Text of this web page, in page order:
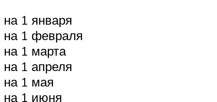
на 1 января
на 1 февраля
на 1 марта
на 1 апреля
на 1 мая
на 1 июня